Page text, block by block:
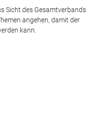
Sicht des Gesamtverbands
angehen, damit der
kann.